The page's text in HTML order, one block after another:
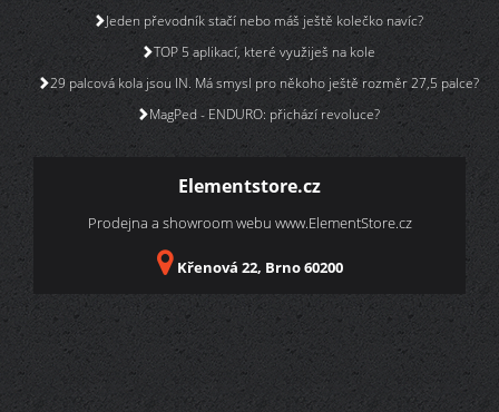
Jeden převodník stačí nebo máš ještě kolečko navíc?
TOP 5 aplikací, které využiješ na kole
29 palcová kola jsou IN. Má smysl pro někoho ještě rozměr 27,5 palce?
MagPed - ENDURO: přichází revoluce?
Elementstore.cz
Prodejna a showroom webu www.ElementStore.cz
Křenová 22, Brno 60200